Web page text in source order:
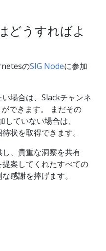
どうすればよ
のSIG Nodeに参加
場合は、Slackチャンネ
できます。 まだその
ていない場合は、
状を取得できます。
、貴重な洞察を共有
案してくれたすべての
感謝を捧げます。